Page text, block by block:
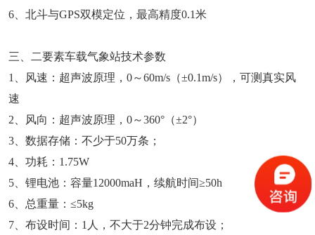
6、北斗与GPS双模定位，最高精度0.1米
三、二要素车载气象站技术参数
1、风速：超声波原理，0～60m/s（±0.1m/s），可测真实风
速
2、风向：超声波原理，0～360°（±2°）
3、数据存储：不少于50万条；
4、功耗：1.75W
5、锂电池：容量12000maH，续航时间≥50h
6、总重量：≤5kg
7、布设时间：1人，不大于2分钟完成布设；